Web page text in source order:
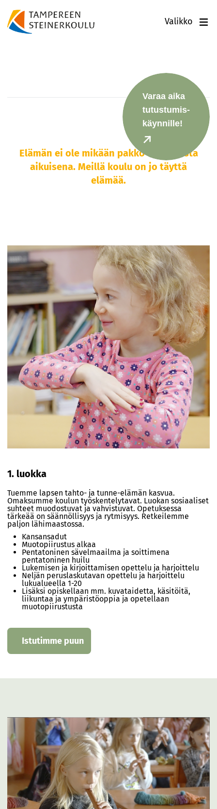
Valikko
Varaa aika
tutustumis-
käynnille!
Elämän ei ole mikään pakko alkaa vasta
aikuisena. Meillä koulu on jo täyttä
elämää.
1. luokka
Tuemme lapsen tahto- ja tunne-elämän kasvua.
Omaksumme koulun työskentelytavat. Luokan sosiaaliset
suhteet muodostuvat ja vahvistuvat. Opetuksessa
tärkeää on säännöllisyys ja rytmisyys. Retkeilemme
paljon lähimaastossa.
Kansansadut
Muotopiirustus alkaa
Pentatoninen sävelmaailma ja soittimena
pentatoninen huilu
Lukemisen ja kirjoittamisen opettelu ja harjoittelu
Neljän peruslaskutavan opettelu ja harjoittelu
lukualueella 1-20
Lisäksi opiskellaan mm. kuvataidetta, käsitöitä,
liikuntaa ja ympäristöoppia ja opetellaan
muotopiirustusta
Istutimme puun